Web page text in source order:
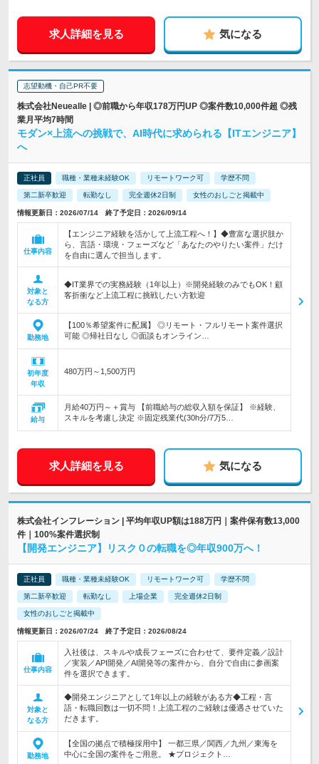
求人詳細を見る 気になる
志望動機・自己PR不要
株式会社Neuealle | ◎前職から年収178万円UP ◎案件数10,000件超 ◎残
業月平均7時間
モダン×上流への挑戦で、AI時代に求められる【ITエンジニア】
へ
正社員 職種・業種未経験OK リモートワーク可 学歴不問
第二新卒歓迎 転勤なし 完全週休2日制 女性のおしごと掲載中
情報更新日：2026/07/14 終了予定日：2026/09/14
仕事内容
【エンジニア経験を活かして上流工程へ！】◆豊富な選択肢か
ら、言語・環境・フェーズなど「あなたのやりたい案件」だけ
を自由に選んで担当します。
対象と
なる方
◆IT業界での実務経験（1年以上）※開発経験のみでもOK！顧
客折衝など上流工程に挑戦したい方歓迎
勤務地
【100％希望案件に配属】 ◎リモート・フルリモート案件選択
可能 ◎帰社日なし ◎面談もオンライン…
初年度
年収
480万円～1,500万円
給与
月給40万円～＋賞与 【前職給与の総収入額を保証】 ※経験、
スキルを考慮し決定 ※固定残業代(30h分/7万5…
求人詳細を見る 気になる
株式会社インフレーション | 平均年収UP額は188万円｜案件保有数13,000
件｜100%案件選択制
【開発エンジニア】リスク０の転職を◎年収900万へ！
正社員 職種・業種未経験OK リモートワーク可 学歴不問
第二新卒歓迎 転勤なし 上場企業 完全週休2日制
女性のおしごと掲載中
情報更新日：2026/07/24 終了予定日：2026/08/24
仕事内容
入社後は、スキルや成長フェーズに合わせて、要件定義／設計
／実装／API開発／AI開発等の案件から、自分で自由に参画案
件を選択できます。
対象と
なる方
◆開発エンジニアとして1年以上の経験がある方◆工程・言
語・転職回数は一切不問！上流工程のご経験は優遇させていた
だきます。
勤務地
【全国の拠点で積極採用中】 一都三県／関西／九州／東海を
中心に全国の案件をご用意。 ★プロジェクト…